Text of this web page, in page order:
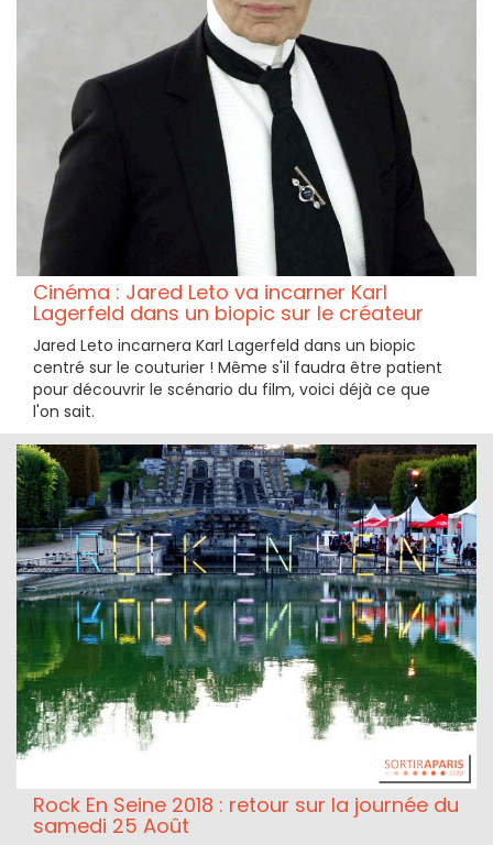
Cinéma : Jared Leto va incarner Karl
Lagerfeld dans un biopic sur le créateur
Jared Leto incarnera Karl Lagerfeld dans un biopic
centré sur le couturier ! Même s'il faudra être patient
pour découvrir le scénario du film, voici déjà ce que
l'on sait.
Rock En Seine 2018 : retour sur la journée du
samedi 25 Août